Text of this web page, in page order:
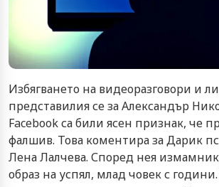
Избягването на видеоразговори и
представилия се за Александър
Facebook са били ясен признак, че
фалшив. Това коментира за Дарик
Лена Лалчева. Според нея
образ на успял, млад човек с